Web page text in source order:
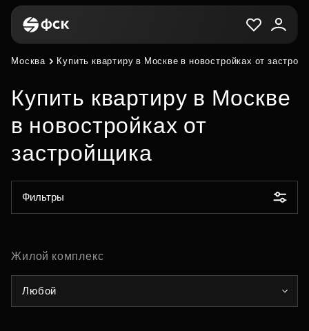
Москва Купить квартиру в Москве в новостройках от
Купить квартиру в Москве
в новостройках от
застройщика
Фильтры
Жилой комплекс
Любой